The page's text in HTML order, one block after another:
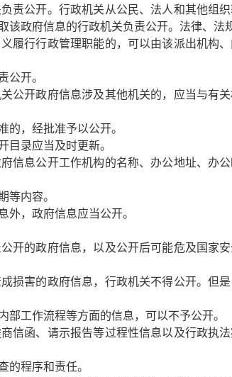
公开。行政机关从公民、法人和其他组
政府信息的行政机关负责公开。法律、法
履行行政管理职能的，可以由该派出机构
公开。
开政府信息涉及其他机关的，应当与有
的，经批准予以公开。
录应当及时更新。
信息公开工作机构的名称、办公地址、办
等内容。
，政府信息应当公开。
的政府信息，以及公开后可能危及国家安
害的政府信息，行政机关不得公开。但
工作流程等方面的信息，可以不予公开。
信函、请示报告等过程性信息以及行政执
程序和责任。